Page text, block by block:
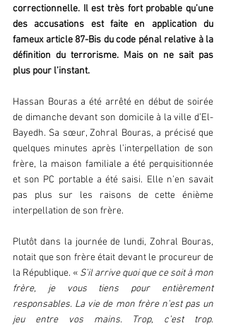
correctionnelle. Il est très fort probable qu’une
des accusations est faite en application du
fameux article 87-Bis du code pénal relative à la
définition du terrorisme. Mais on ne sait pas
plus pour l’instant.
Hassan Bouras a été arrêté en début de soirée
de dimanche devant son domicile à la ville d’El-
Bayedh. Sa sœur, Zohral Bouras, a précisé que
quelques minutes après l’interpellation de son
frère, la maison familiale a été perquisitionnée
et son PC portable a été saisi. Elle n’en savait
pas plus sur les raisons de cette énième
interpellation de son frère.
Plutôt dans la journée de lundi, Zohral Bouras,
notait que son frère était devant le procureur de
la République. « S’il arrive quoi que ce soit à mon
frère, je vous tiens pour entièrement
responsables. La vie de mon frère n’est pas un
jeu entre vos mains. Trop, c’est trop.